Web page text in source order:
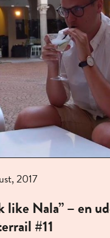
2017
Nala” – en
#11